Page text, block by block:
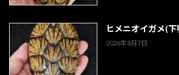
ヒメニオイガメ(下
2026年8月7日